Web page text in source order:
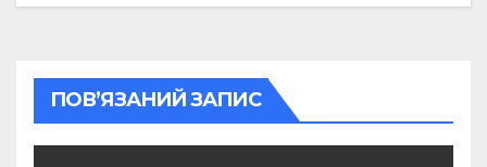
ПОВ’ЯЗАНИЙ ЗАПИС